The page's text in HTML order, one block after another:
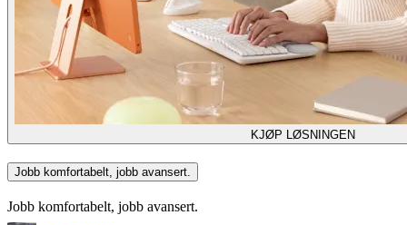
KJØP LØSNINGEN
Jobb komfortabelt, jobb avansert.
Jobb komfortabelt, jobb avansert.